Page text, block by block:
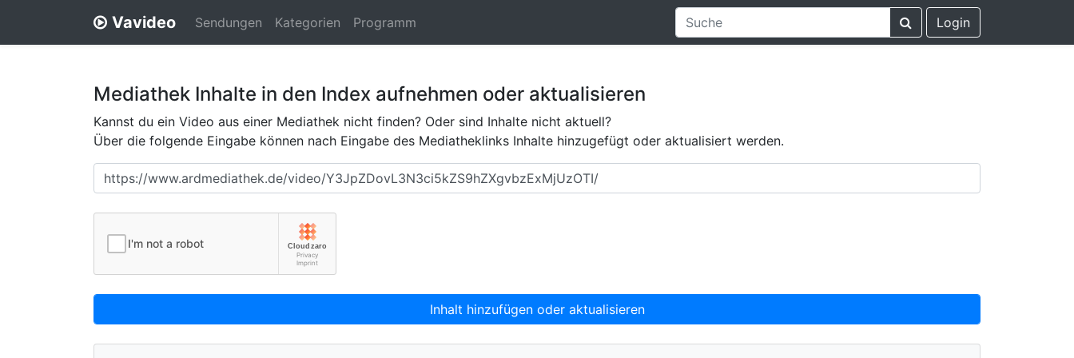
Vavideo Sendungen Kategorien Programm Login
Mediathek Inhalte in den Index aufnehmen oder aktualisieren
Kannst du ein Video aus einer Mediathek nicht finden? Oder sind Inhalte nicht aktuell?
Über die folgende Eingabe können nach Eingabe des Mediatheklinks Inhalte hinzugefügt oder aktualisiert werden.
Inhalt hinzufügen oder aktualisieren